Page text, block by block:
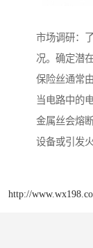
市场调研：
况。确定潜
保险丝通常
当电路中的
金属丝会熔
设备或引发火
http://